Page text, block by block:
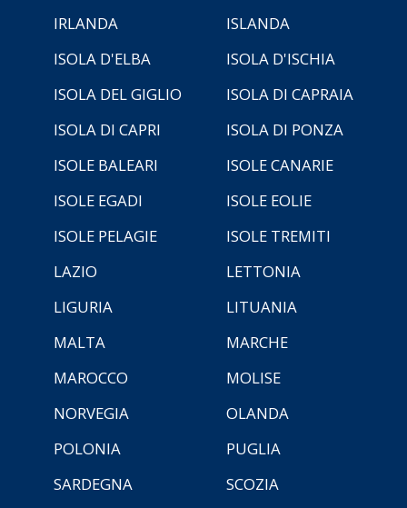
IRLANDA
ISLANDA
ISOLA D'ELBA
ISOLA D'ISCHIA
ISOLA DEL GIGLIO
ISOLA DI CAPRAIA
ISOLA DI CAPRI
ISOLA DI PONZA
ISOLE BALEARI
ISOLE CANARIE
ISOLE EGADI
ISOLE EOLIE
ISOLE PELAGIE
ISOLE TREMITI
LAZIO
LETTONIA
LIGURIA
LITUANIA
MALTA
MARCHE
MAROCCO
MOLISE
NORVEGIA
OLANDA
POLONIA
PUGLIA
SARDEGNA
SCOZIA